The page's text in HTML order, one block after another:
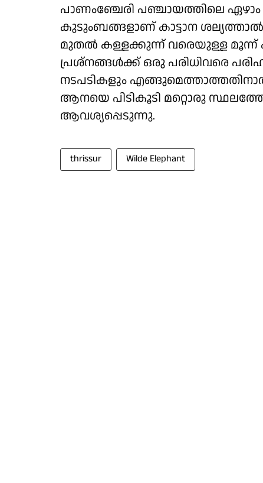
പാണംഞ്ചേരി പഞ്ചായത്തിലെ ഏഴാം
കുടുംബങ്ങളാണ് കാട്ടാന
മുതൽ കള്ളക്കുന്ന് വരെയുള്ള മൂന്ന്
പ്രശ്നങ്ങൾക്ക് ഒരു പരിധിവരെ
നടപടികളും
ആനയെ പിടികൂടി മറ്റൊരു
ആവശ്യപ്പെടുന്നു.
thrissur Wilde Elephant